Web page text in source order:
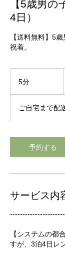
【5歳男の
4日）
【送料無料】5
祝着。
5分
ご自宅まで配
予約する
サービス内
【システムの都
すが、3泊4日レ